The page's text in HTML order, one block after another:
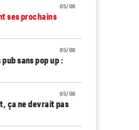
05/08
ses prochains
05/08
sans pop up :
05/08
ça ne devrait pas